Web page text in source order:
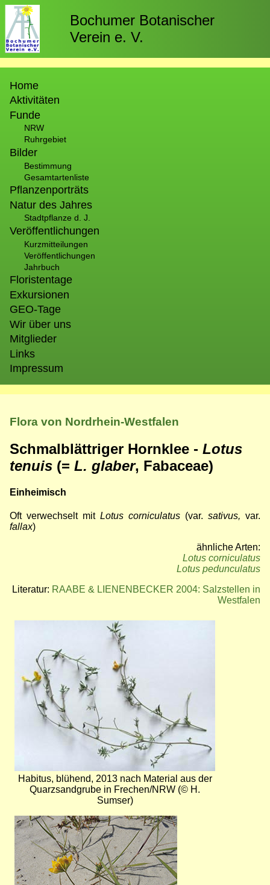
Direkt
zum
Inhalt
Bochumer Botanischer
Verein e. V.
Home
Aktivitäten
Funde
NRW
Ruhrgebiet
Bilder
Bestimmung
Gesamtartenliste
Pflanzenporträts
Natur des Jahres
Stadtpflanze d. J.
Veröffentlichungen
Kurzmitteilungen
Veröffentlichungen
Jahrbuch
Floristentage
Exkursionen
GEO-Tage
Wir über uns
Mitglieder
Links
Impressum
Flora von Nordrhein-Westfalen
Schmalblättriger Hornklee - Lotus
tenuis (= L. glaber, Fabaceae)
Einheimisch
Oft verwechselt mit Lotus corniculatus (var. sativus, var.
fallax)
ähnliche Arten:
Lotus corniculatus
Lotus pedunculatus
Literatur: RAABE & LIENENBECKER 2004: Salzstellen in
Westfalen
Habitus, blühend, 2013 nach Material aus der
Quarzsandgrube in Frechen/NRW (© H.
Sumser)
Bild